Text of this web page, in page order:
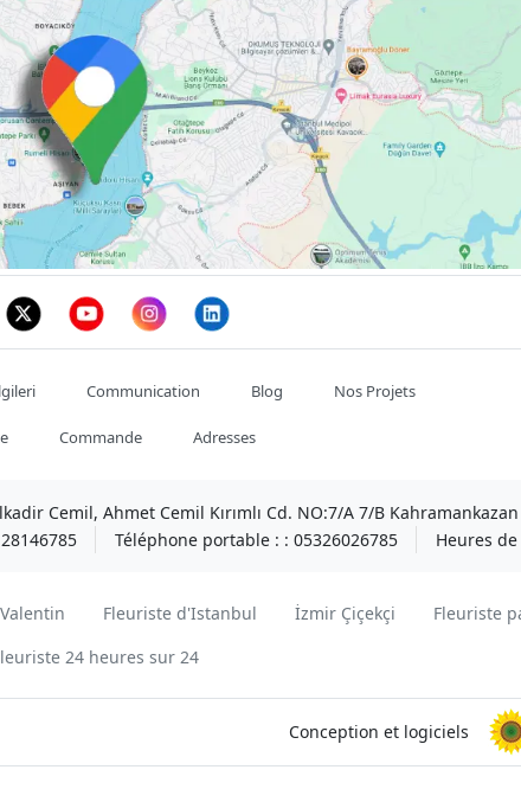
Communication Blog Nos Projets
Commande Adresses
Cemil, Ahmet Cemil Kırımlı Cd. NO:7/A 7/B
Téléphone portable : : 05326026785 Heures
Fleuriste d'Istanbul İzmir Çiçekçi Fleuriste
24 heures sur 24
Conception et logiciels